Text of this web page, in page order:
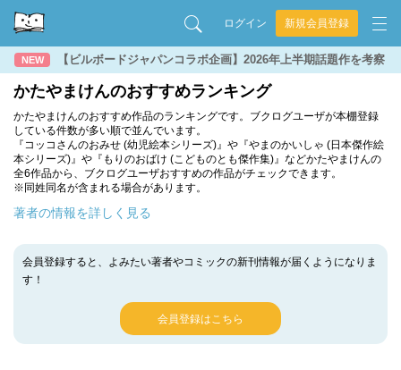
ログイン 新規会員登録
NEW 【ビルボードジャパンコラボ企画】2026年上半期話題作を考察
かたやまけんのおすすめランキング
かたやまけんのおすすめ作品のランキングです。ブクログユーザが本棚登録
している件数が多い順で並んでいます。
『コッコさんのおみせ (幼児絵本シリーズ)』や『やまのかいしゃ (日本傑作絵
本シリーズ)』や『もりのおばけ (こどものとも傑作集)』などかたやまけんの
全6作品から、ブクログユーザおすすめの作品がチェックできます。
※同姓同名が含まれる場合があります。
著者の情報を詳しく見る
会員登録すると、よみたい著者やコミックの新刊情報が届くようになりま
す！
会員登録はこちら